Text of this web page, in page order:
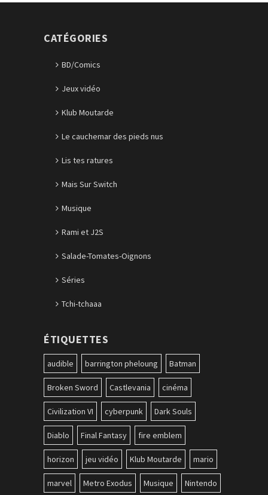
CATÉGORIES
BD/Comics
Jeux vidéo
Klub Moutarde
Le cauchemar des pieds nus
Lis tes ratures
Mais Sur Switch
Musique
Rami et J2S
Salade-Tomates-Oignons
Séries
Tchi-tchaaa
ÉTIQUETTES
audible barrington pheloung Batman
Broken Sword Castlevania cinéma
Civilization VI cyberpunk Dark Souls
Diablo Final Fantasy fire emblem
horizon jeu vidéo Klub Moutarde mario
marvel Metro Exodus Musique Nintendo